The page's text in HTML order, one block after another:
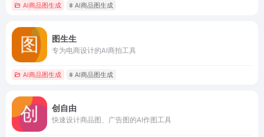
AI商品图生成 # AI商品图生成
图生生
专为电商设计的AI商拍工具
AI商品图生成 # AI商品图生成
创自由
快速设计商品图、广告图的AI作图工具